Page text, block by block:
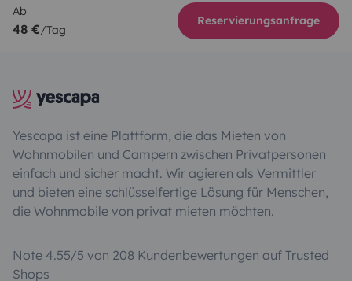
Ab
48 €/Tag
Reservierungsanfrage
Yescapa ist eine Plattform, die das Mieten von
Wohnmobilen und Campern zwischen Privatpersonen
einfach und sicher macht. Wir agieren als Vermittler
und bieten eine schlüsselfertige Lösung für Menschen,
die Wohnmobile von privat mieten möchten.
Note 4.55/5 von 208 Kundenbewertungen auf Trusted
Shops